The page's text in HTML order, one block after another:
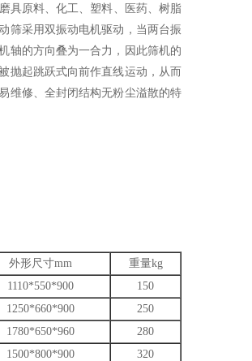
原料、化工、塑料、医药、树脂
筛采用双振动电机驱动，当两台振
轴的方向叠为一合力，因此筛机的
抛起跳跃式向前作直线运动，从而
维修、全封闭结构无粉尘溢散的特
外形尺寸mm
重量kg
1110*550*900
150
1250*660*900
250
1780*650*960
280
1500*800*900
320